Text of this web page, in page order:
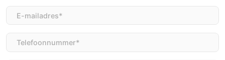
E-
mailadres(Vereist)
Telefoon